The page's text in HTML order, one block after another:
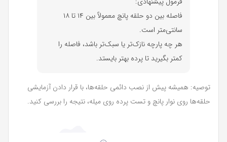
فاصله بین دو حلقه پانچ معمولاً بین ۱۴ تا ۱۸
سانتی‌متر است.
هر چه پارچه نازک‌تر یا سبک‌تر باشد، فاصله را
کمتر بگیرید تا پرده بهتر بایستد.
توصیه: همیشه پیش از نصب دائمی حلقه‌ها، با قرار دادن آزمایشی
حلقه‌ها روی نوار پانچ و تست پرده روی میله، نتیجه را بررسی کنید.